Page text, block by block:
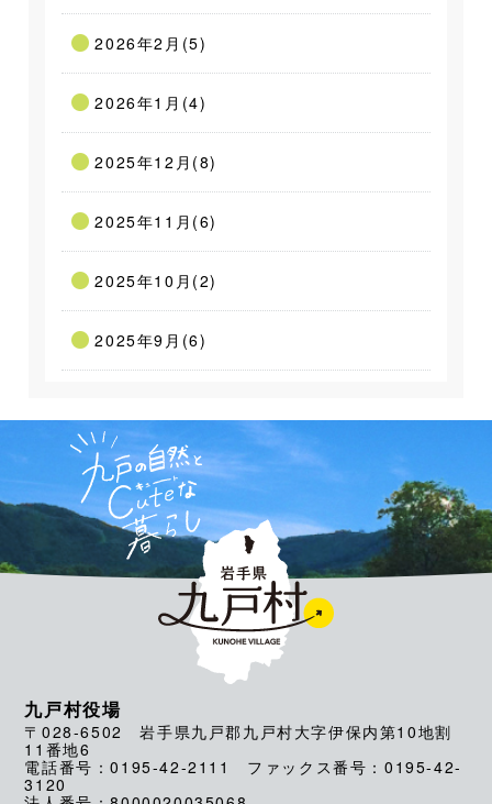
2026年2月(5)
2026年1月(4)
2025年12月(8)
2025年11月(6)
2025年10月(2)
2025年9月(6)
九戸村役場
〒028-6502 岩手県九戸郡九戸村大字伊保内第10地割
11番地6
電話番号：0195-42-2111 ファックス番号：0195-42-
3120